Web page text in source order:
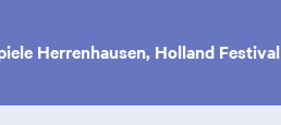
Herrenhausen, Holland Festival